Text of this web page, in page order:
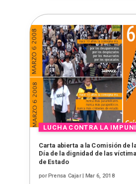
Carta abierta a la Comisión de
Día de la dignidad de las
de Estado
por Prensa Cajar| Mar 6, 2018